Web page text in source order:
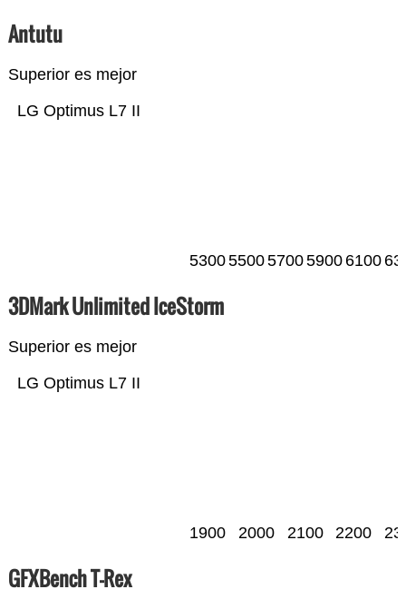
Antutu
Superior es mejor
LG Optimus L7 II
5300550057005900 6100
3DMark Unlimited IceStorm
Superior es mejor
LG Optimus L7 II
1900 2000 2100 2200
GFXBench T-Rex